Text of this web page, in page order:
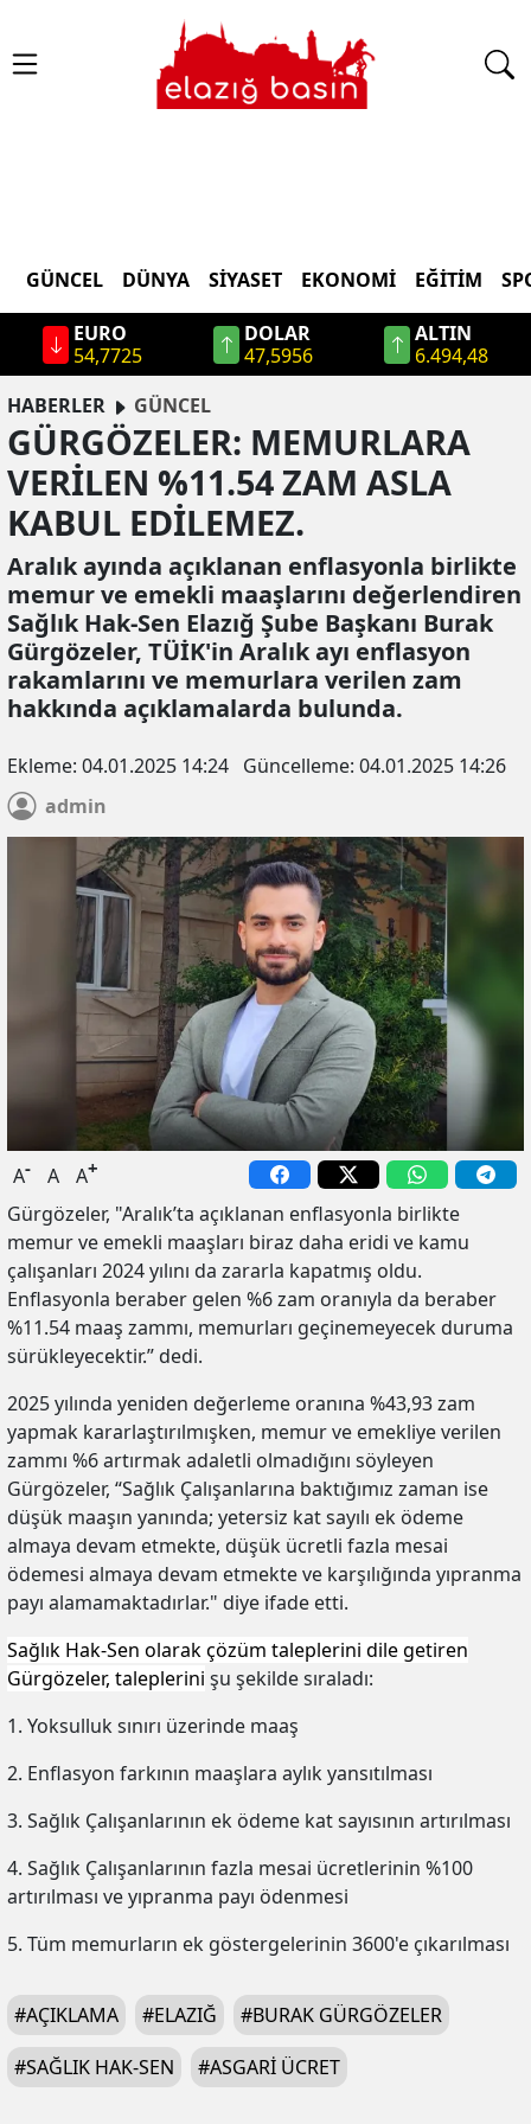
GÜNCEL DÜNYA SİYASET EKONOMİ EĞİTİM
EURO
54,7725
DOLAR
47,5956
ALTIN
6.494,48
HABERLER
GÜNCEL
GÜRGÖZELER: MEMURLARA
VERİLEN %11.54 ZAM ASLA
KABUL EDİLEMEZ.
Aralık ayında açıklanan enflasyonla birlikte
memur ve emekli maaşlarını değerlendiren
Sağlık Hak-Sen Elazığ Şube Başkanı Burak
Gürgözeler, TÜİK'in Aralık ayı enflasyon
rakamlarını ve memurlara verilen zam
hakkında açıklamalarda bulunda.
Ekleme: 04.01.2025 14:24 Güncelleme: 04.01.2025 14:26
admin
A- A A+
Gürgözeler, "Aralık’ta açıklanan enflasyonla birlikte
memur ve emekli maaşları biraz daha eridi ve kamu
çalışanları 2024 yılını da zararla kapatmış oldu.
Enflasyonla beraber gelen %6 zam oranıyla da beraber
%11.54 maaş zammı, memurları geçinemeyecek duruma
sürükleyecektir.” dedi.
2025 yılında yeniden değerleme oranına %43,93 zam
yapmak kararlaştırılmışken, memur ve emekliye verilen
zammı %6 artırmak adaletli olmadığını söyleyen
Gürgözeler, “Sağlık Çalışanlarına baktığımız zaman ise
düşük maaşın yanında; yetersiz kat sayılı ek ödeme
almaya devam etmekte, düşük ücretli fazla mesai
ödemesi almaya devam etmekte ve karşılığında yıpranma
payı alamamaktadırlar." diye ifade etti.
Sağlık Hak-Sen olarak çözüm taleplerini dile getiren
Gürgözeler, taleplerini şu şekilde sıraladı:
1. Yoksulluk sınırı üzerinde maaş
2. Enflasyon farkının maaşlara aylık yansıtılması
3. Sağlık Çalışanlarının ek ödeme kat sayısının artırılması
4. Sağlık Çalışanlarının fazla mesai ücretlerinin %100
artırılması ve yıpranma payı ödenmesi
5. Tüm memurların ek göstergelerinin 3600'e çıkarılması
#AÇIKLAMA #ELAZIĞ #BURAK GÜRGÖZELER
#SAĞLIK HAK-SEN #ASGARI ÜCRET